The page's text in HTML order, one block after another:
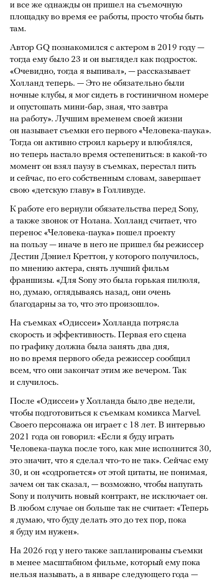
и все же однажды он пришел на съемочную
площадку во время ее работы, просто чтобы быть
там.
Автор GQ познакомился с актером в 2019 году —
тогда ему было 23 и он выглядел как подросток.
«Очевидно, тогда я выпивал», — рассказывает
Холланд теперь. — Это не обязательно были
ночные клубы, я мог сидеть в гостиничном номере
и опустошать мини-бар, зная, что завтра
на работу». Лучшим временем своей жизни
он называет съемки его первого «Человека-паука».
Тогда он активно строил карьеру и влюблялся,
но теперь настало время остепениться: в какой-то
момент он взял паузу в съемках, перестал пить
и сейчас, по его собственным словам, завершает
свою «детскую главу» в Голливуде.
К работе его вернули обязательства перед Sony,
а также звонок от Нолана. Холланд считает, что
перенос «Человека-паука» пошел проекту
на пользу — иначе в него не пришел бы режиссер
Дестин Дэниел Креттон, у которого получилось,
по мнению актера, снять лучший фильм
франшизы. «Для Sony это была горькая пилюля,
но, думаю, оглядываясь назад, они очень
благодарны за то, что это произошло».
На съемках «Одиссеи» Холланда потрясла
скорость и эффективность. Первая его сцена
по графику должна была занять два дня,
но во время первого обеда режиссер сообщил
всем, что они закончат этим же вечером. Так
и случилось.
После «Одиссеи» у Холланда было две недели,
чтобы подготовиться к съемкам комикса Marvel.
Своего персонажа он играет с 18 лет. В интервью
2021 года он говорил: «Если я буду играть
Человека-паука после того, как мне исполнится 30,
это значит, что я сделал что-то не так». Сейчас ему
30, и он «содрогается» от этой цитаты, не понимая,
зачем он так сказал, — возможно, чтобы напугать
Sony и получить новый контракт, не исключает он.
В любом случае он больше так не считает: «Теперь
я думаю, что буду делать это до тех пор, пока
я буду им нужен».
На 2026 год у него также запланированы съемки
в менее масштабном фильме, который ему пока
нельзя называть, а в январе следующего года —